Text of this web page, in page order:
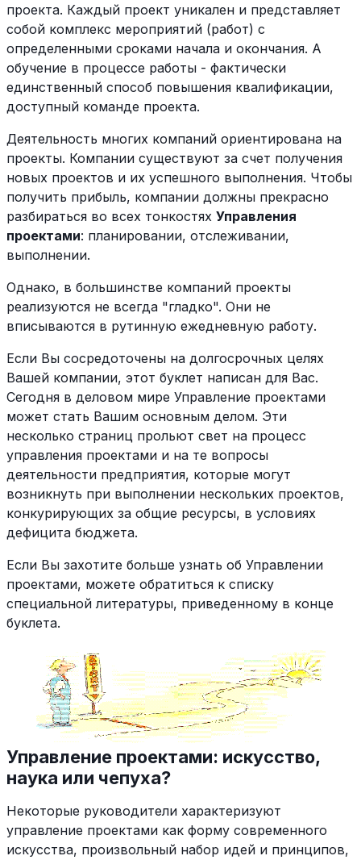
проекта. Каждый проект уникален и представляет
собой комплекс мероприятий (работ) с
определенными сроками начала и окончания. А
обучение в процессе работы - фактически
единственный способ повышения квалификации,
доступный команде проекта.
Деятельность многих компаний ориентирована на
проекты. Компании существуют за счет получения
новых проектов и их успешного выполнения. Чтобы
получить прибыль, компании должны прекрасно
разбираться во всех тонкостях Управления
проектами: планировании, отслеживании,
выполнении.
Однако, в большинстве компаний проекты
реализуются не всегда "гладко". Они не
вписываются в рутинную ежедневную работу.
Если Вы сосредоточены на долгосрочных целях
Вашей компании, этот буклет написан для Вас.
Сегодня в деловом мире Управление проектами
может стать Вашим основным делом. Эти
несколько страниц прольют свет на процесс
управления проектами и на те вопросы
деятельности предприятия, которые могут
возникнуть при выполнении нескольких проектов,
конкурирующих за общие ресурсы, в условиях
дефицита бюджета.
Если Вы захотите больше узнать об Управлении
проектами, можете обратиться к списку
специальной литературы, приведенному в конце
буклета.
Управление проектами: искусство,
наука или чепуха?
Некоторые руководители характеризуют
управление проектами как форму современного
искусства, произвольный набор идей и принципов,